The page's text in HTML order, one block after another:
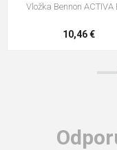
VM Footwear 3009
5,21 €